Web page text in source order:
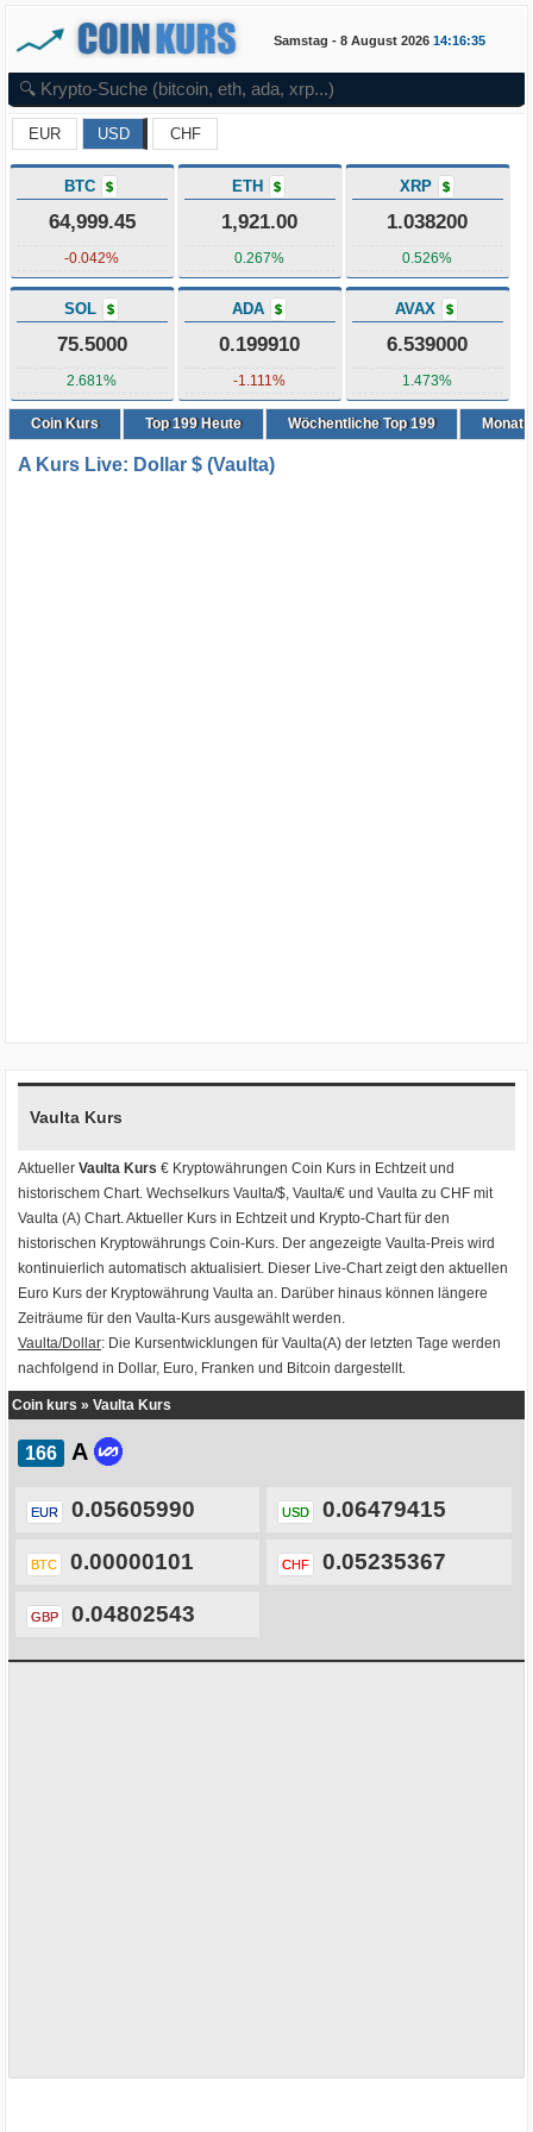
Samstag - 8 August 2026 14:16:35
EUR USD CHF
BTC $
64,999.45
-0.042%
ETH $
1,921.00
0.267%
XRP $
1.038200
0.526%
SOL $
75.5000
2.681%
ADA $
0.199910
-1.111%
AVAX $
6.539000
1.473%
Coin Kurs Top199Heute Wöchentliche Top 199
A Kurs Live: Dollar $ (Vaulta)
Vaulta Kurs
Aktueller Vaulta Kurs € Kryptowährungen Coin Kurs in Echtzeit und
historischem Chart. Wechselkurs Vaulta/$, Vaulta/€ und Vaulta zu CHF mit
Vaulta (A) Chart. Aktueller Kurs in Echtzeit und Krypto-Chart für den
historischen Kryptowährungs Coin-Kurs. Der angezeigte Vaulta-Preis wird
kontinuierlich automatisch aktualisiert. Dieser Live-Chart zeigt den aktuellen
Euro Kurs der Kryptowährung Vaulta an. Darüber hinaus können längere
Zeiträume für den Vaulta-Kurs ausgewählt werden.
Vaulta/Dollar: Die Kursentwicklungen für Vaulta(A) der letzten Tage werden
nachfolgend in Dollar, Euro, Franken und Bitcoin dargestellt.
Coin kurs » Vaulta Kurs
A
EUR 0.05605990 USD 0.06479415
BTC 0.00000101 CHF 0.05235367
GBP 0.04802543